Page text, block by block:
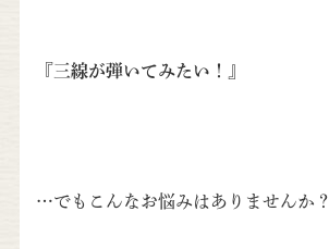
『三線が弾いてみたい！』
…でもこんなお悩みはありませんか？